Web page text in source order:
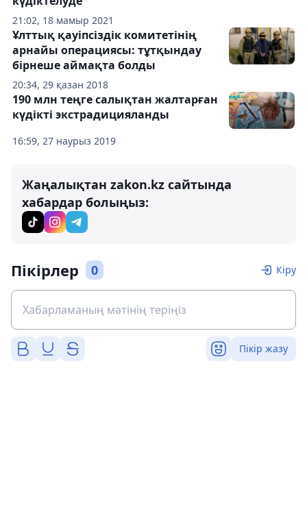
21:02, 18 мамыр 2021
20:34, 29 қазан 2018
Ұлттық қауіпсіздік комитетінің
арнайы операциясы: тұтқындау
бірнеше аймақта болды
16:59, 27 наурыз 2019
190 млн теңге салықтан жалтарған
күдікті экстрадицияланды
Жаңалықтан zakon.kz сайтында
хабардар болыңыз:
Пікірлер 0 Кіру
Пікір жазу